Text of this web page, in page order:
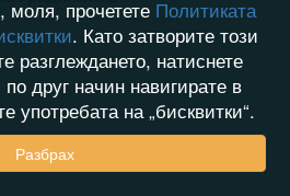
моля, прочетете Политиката
. Като затворите този
разглеждането, натиснете
друг начин навигирате в
употребата на „бисквитки“.
Разбрах